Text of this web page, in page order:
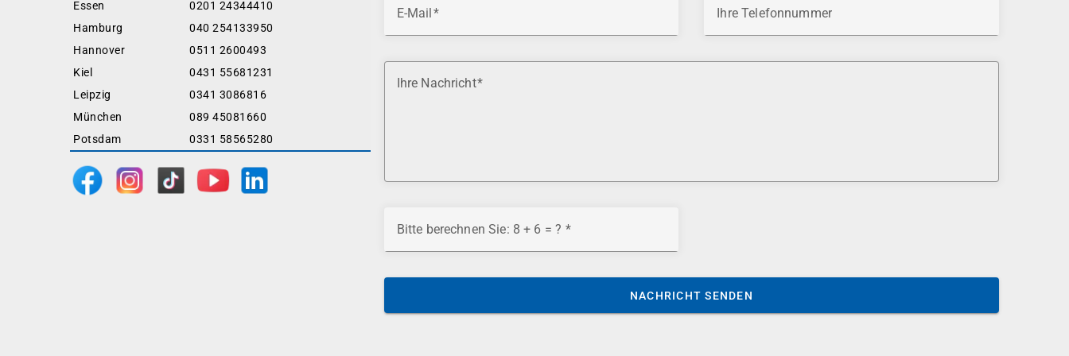
Essen
0201 24344410
Hamburg
040 254133950
Hannover
0511 2600493
Kiel
0431 55681231
Leipzig
0341 3086816
München
089 45081660
Potsdam
0331 58565280
E-Mail Ihre Telefonnummer
Ihre Nachricht
Bitte berechnen Sie: 8 + 6 = ?
NACHRICHT SENDEN